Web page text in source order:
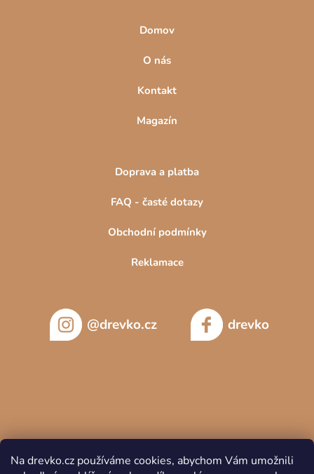
Na drevko.cz používáme cookies, abychom Vám umožnili
Domov
O nás
Kontakt
Magazín
Doprava a platba
FAQ - časté dotazy
Obchodní podmínky
Reklamace
@drevko.cz drevko